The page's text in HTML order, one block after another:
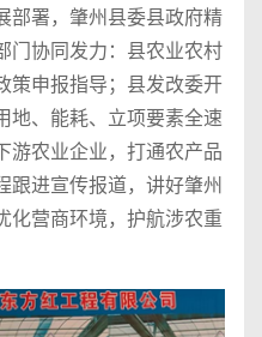
部署，肇州县委县政府精
门协同发力：县农业农村
策申报指导；县发改委开
地、能耗、立项要素全速
游农业企业，打通农产品
跟进宣传报道，讲好肇州
化营商环境，护航涉农重